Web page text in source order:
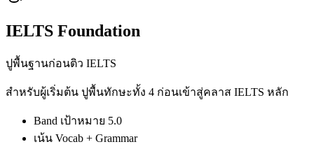
IELTS Foundation
ปูพื้นฐานก่อนติว IELTS
สำหรับผู้เริ่มต้น ปูพื้นทักษะทั้ง 4 ก่อนเข้าสู่คลาส IELTS หลัก
Band เป้าหมาย 5.0
เน้น Vocab + Grammar